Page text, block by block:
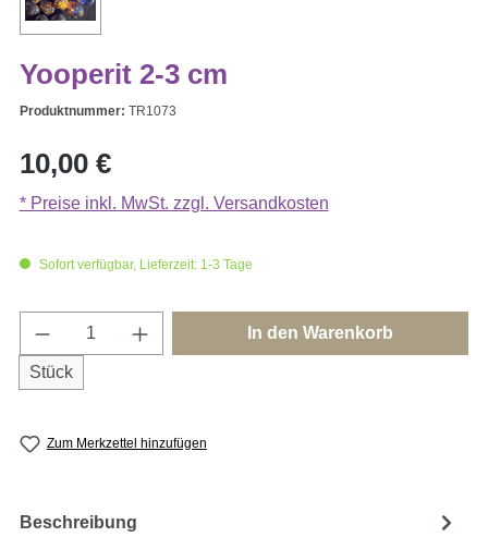
Yooperit 2-3 cm
Produktnummer: TR1073
Regulärer Preis:
10,00 €
* Preise inkl. MwSt. zzgl. Versandkosten
Sofort verfügbar, Lieferzeit: 1-3 Tage
Produkt Anzahl: Gib den gewünschten
Stück
In den Warenkorb
Zum Merkzettel hinzufügen
Beschreibung